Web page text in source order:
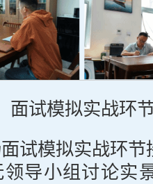
面试模拟实战环
试模拟实战环
导小组讨论实